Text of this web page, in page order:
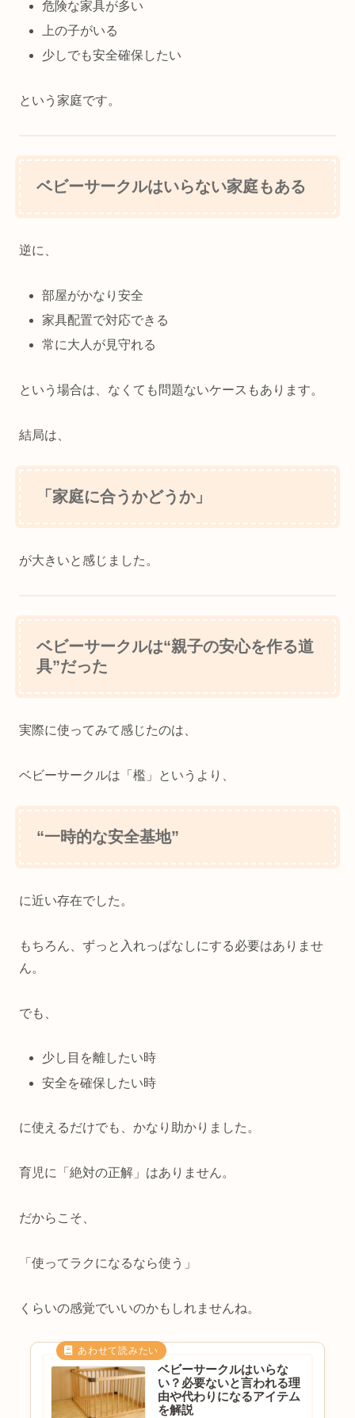
危険な家具が多い
上の子がいる
少しでも安全確保したい
という家庭です。
ベビーサークルはいらない家庭もある
逆に、
部屋がかなり安全
家具配置で対応できる
常に大人が見守れる
という場合は、なくても問題ないケースもあります。
結局は、
「家庭に合うかどうか」
が大きいと感じました。
ベビーサークルは“親子の安心を作る道
具”だった
実際に使ってみて感じたのは、
ベビーサークルは「檻」というより、
“一時的な安全基地”
に近い存在でした。
もちろん、ずっと入れっぱなしにする必要はありませ
ん。
でも、
少し目を離したい時
安全を確保したい時
に使えるだけでも、かなり助かりました。
育児に「絶対の正解」はありません。
だからこそ、
「使ってラクになるなら使う」
くらいの感覚でいいのかもしれませんね。
ベビーサークルはいらな
い？必要ないと言われる理
由や代わりになるアイテム
を解説